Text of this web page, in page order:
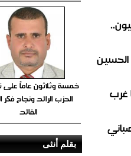
الحسين
غرب
خمسة وثلاثون عاماً
الحزب الرائد ونجاح فكر
القائد
بقلم أنثى